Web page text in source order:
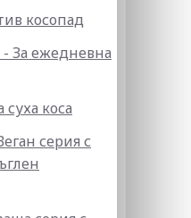
косопад
- За ежедневна
коса
серия с